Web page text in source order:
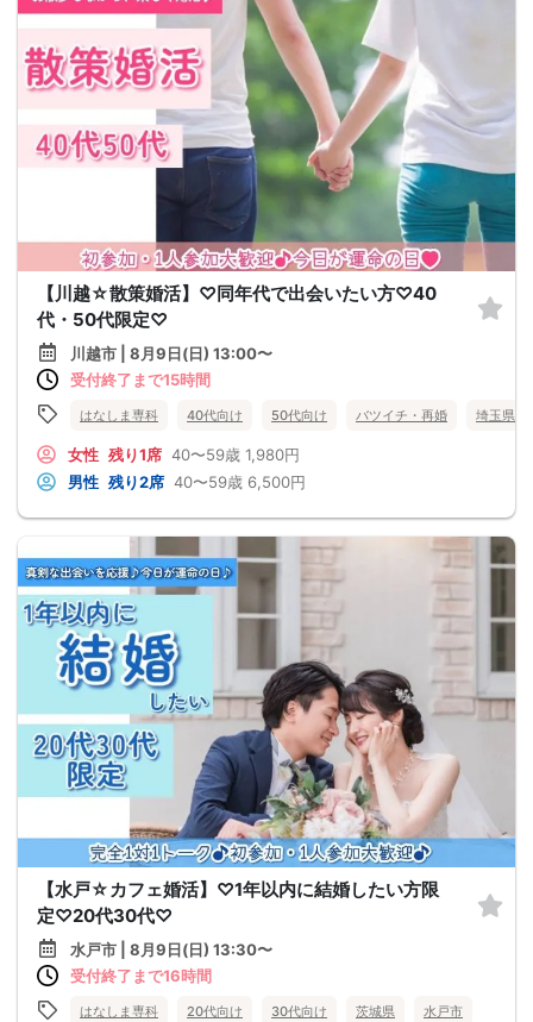
【川越☆散策婚活】♡同年代で出会いたい方♡40
代・50代限定♡
川越市 | 8月9日(日) 13:00〜
受付終了まで15時間
はなしま専科 40代向け 50代向け バツイチ・再婚 埼玉県
女性 残り1席 40〜59歳 1,980円
男性 残り2席 40〜59歳 6,500円
【水戸☆カフェ婚活】♡1年以内に結婚したい方限
定♡20代30代♡
水戸市 | 8月9日(日) 13:30〜
受付終了まで16時間
はなしま専科 20代向け 30代向け 茨城県 水戸市